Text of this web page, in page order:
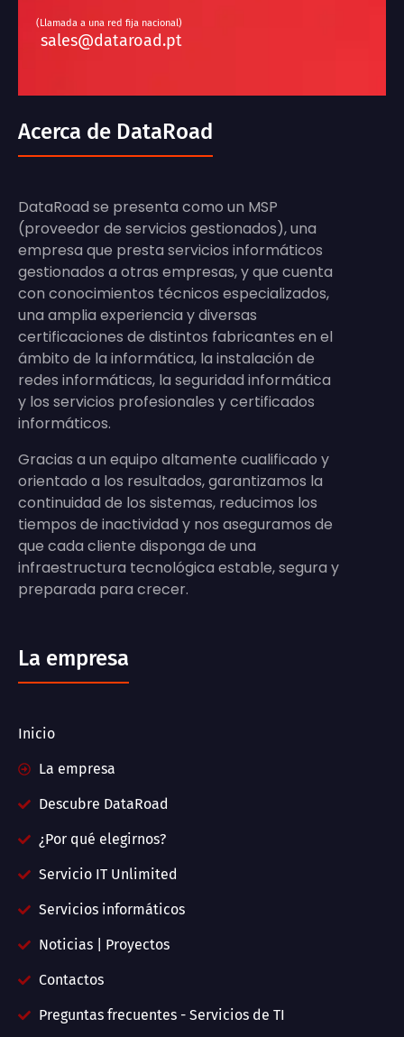
(Llamada a una red fija nacional)
sales@dataroad.pt
Acerca de DataRoad
DataRoad se presenta como un MSP
(proveedor de servicios gestionados), una
empresa que presta servicios informáticos
gestionados a otras empresas, y que cuenta
con conocimientos técnicos especializados,
una amplia experiencia y diversas
certificaciones de distintos fabricantes en el
ámbito de la informática, la instalación de
redes informáticas, la seguridad informática
y los servicios profesionales y certificados
informáticos.
Gracias a un equipo altamente cualificado y
orientado a los resultados, garantizamos la
continuidad de los sistemas, reducimos los
tiempos de inactividad y nos aseguramos de
que cada cliente disponga de una
infraestructura tecnológica estable, segura y
preparada para crecer.
La empresa
Inicio
La empresa
Descubre DataRoad
¿Por qué elegirnos?
Servicio IT Unlimited
Servicios informáticos
Noticias | Proyectos
Contactos
Preguntas frecuentes - Servicios de TI